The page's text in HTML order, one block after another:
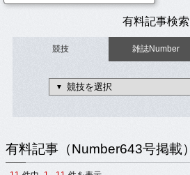
有料記事検索
競技 雑誌Number
有料記事（Number643号掲載）